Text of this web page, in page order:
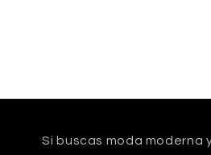
Si buscas moda moderna